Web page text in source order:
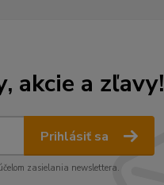
akcie a zľavy!
Prihlásiť sa
zasielania newslettera.